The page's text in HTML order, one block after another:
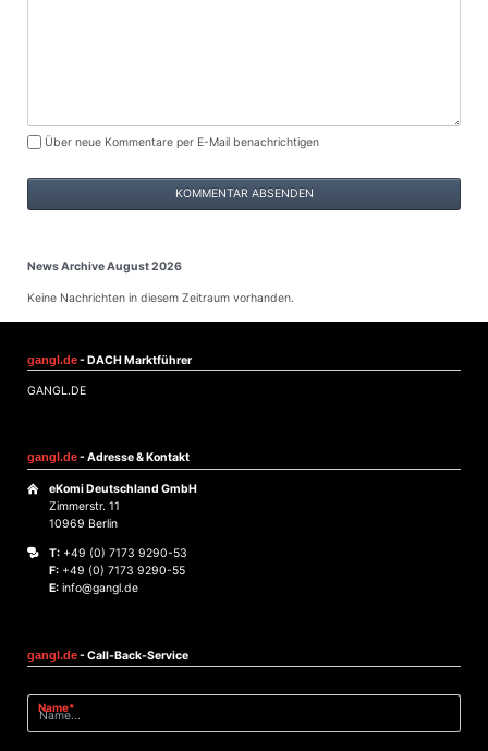
Kommentar
Über neue Kommentare per E-Mail benachrichtigen
News Archive August 2026
Keine Nachrichten in diesem Zeitraum vorhanden.
gangl.de- DACH Marktführer
GANGL.DE
gangl.de- Adresse & Kontakt
eKomi Deutschland GmbH
Zimmerstr. 11
10969 Berlin
T:+49 (0) 7173 9290-53
F:+49 (0) 7173 9290-55
E: info@gangl.de
gangl.de- Call-Back-Service
Pflichtfeld
Name*